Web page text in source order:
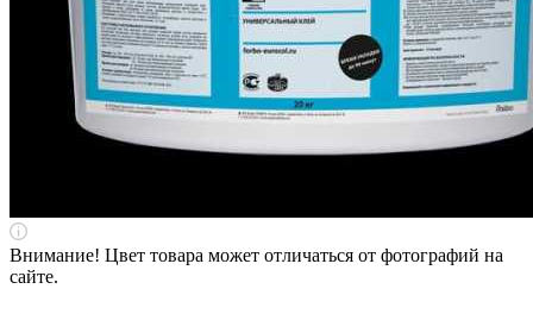
Внимание! Цвет товара может отличаться от фотографий на
сайте.